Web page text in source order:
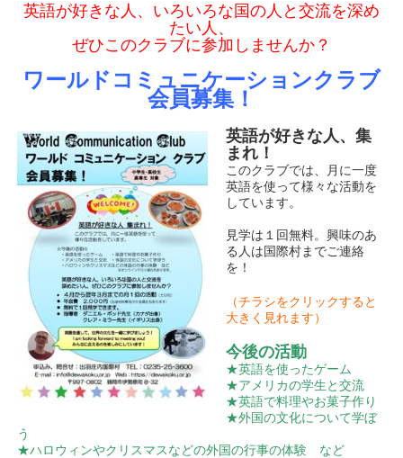
英語が好きな人、いろいろな国の人と交流を深め
たい人、
ぜひこのクラブに参加しませんか？
ワールドコミュニケーションクラブ
会員募集！
英語が好きな人、集
まれ！
このクラブでは、月に一度
英語を使って様々な活動を
しています。
見学は１回無料。興味のあ
る人は国際村までご連絡
を！
（チラシをクリックすると
大きく見れます）
今後の活動
★英語を使ったゲーム
★アメリカの学生と交流
★英語で料理やお菓子作り
★外国の文化について学ぼ
う
★ハロウィンやクリスマスなどの外国の行事の体験 など